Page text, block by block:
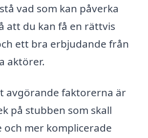
vad som kan påverka
att du kan få en rättvis
ett bra erbjudande från
aktörer.
avgörande faktorerna är
på stubben som skall
och mer komplicerade